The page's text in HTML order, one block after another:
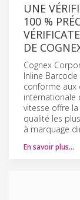
UNE
100 %
DE
Cognex
Inline
conforme aux
internationale
vitesse offre
qualité les
à marquage
En savoir plus…